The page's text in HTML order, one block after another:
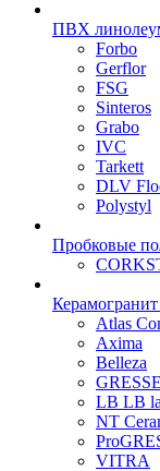
ПВХ
Forbo
Gerflor
FSG
Sinteros
Grabo
IVC
Tarkett
DLV
Polystyl
Пробковые
Керамогранит
Atlas
Axima
Belleza
GRESSE
LB LB
NT
VITRA